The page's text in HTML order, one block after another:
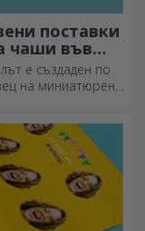
поставки
чаши във
на палет
е създаден по
на миниатюрен
вид.